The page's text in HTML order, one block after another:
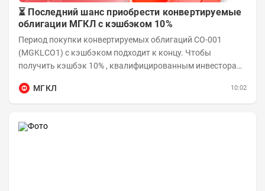
⏳ Последний шанс приобрести конвертируемые
облигации МГКЛ с кэшбэком 10%
Период покупки конвертируемых облигаций СО-001
(MGKLCO1) с кэшбэком подходит к концу. Чтобы
получить кэшбэк 10% , квалифицированным инвесторам
МГКЛ
10:02